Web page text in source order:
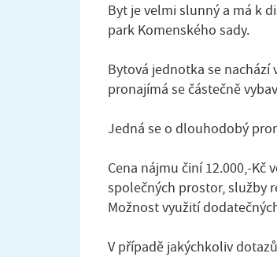
Byt je velmi slunný a má k
park Komenského sady.
Bytová jednotka se
pronajímá se částečně
Jedná se o dlouhodobý
Cena nájmu činí 12.000,-
společných prostor, služby
Možnost využití
V případě jakýchkoliv